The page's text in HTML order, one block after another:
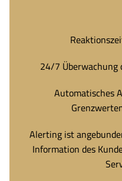
24/7
Automatisches
Alerting ist
Information des